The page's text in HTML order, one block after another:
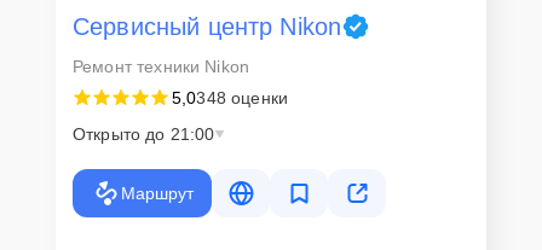
Сервисный центр Nikon
Ремонт техники Nikon
5,0348 оценки
Открыто до 21:00
Маршрут